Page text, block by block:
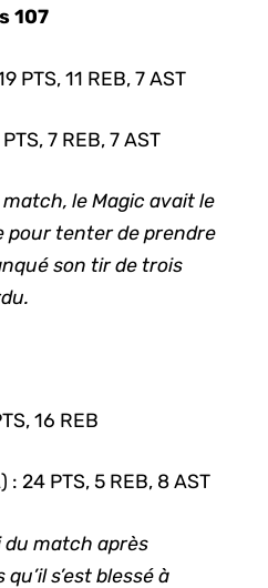
107
PTS, 11 REB, 7 AST
7 REB, 7 AST
le Magic avait le
pour tenter de prendre
son tir de trois
16 REB
24 PTS, 5 REB, 8 AST
du match après
s’est blessé à